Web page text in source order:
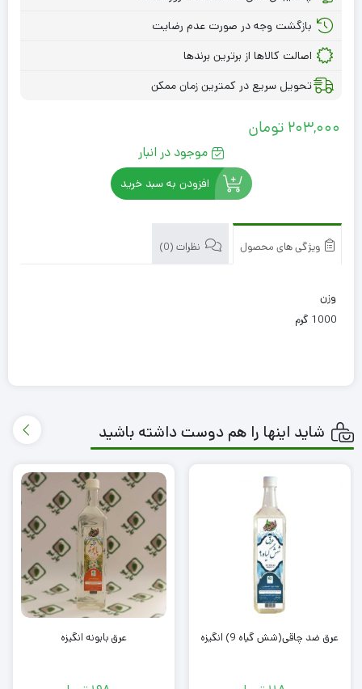
بازگشت وجه در صورت عدم رضایت
اصالت کالاها از برترین برندها
تحویل سریع در کمترین زمان ممکن
203,000 تومان
موجود در انبار
افزودن به سبد خرید
ویژگی های محصول نظرات (0)
وزن
1000 گرم
شاید اینها را هم دوست داشته باشید
عرق ضد چاقی(شش گیاه 9) انگیزه عرق بابونه انگیزه